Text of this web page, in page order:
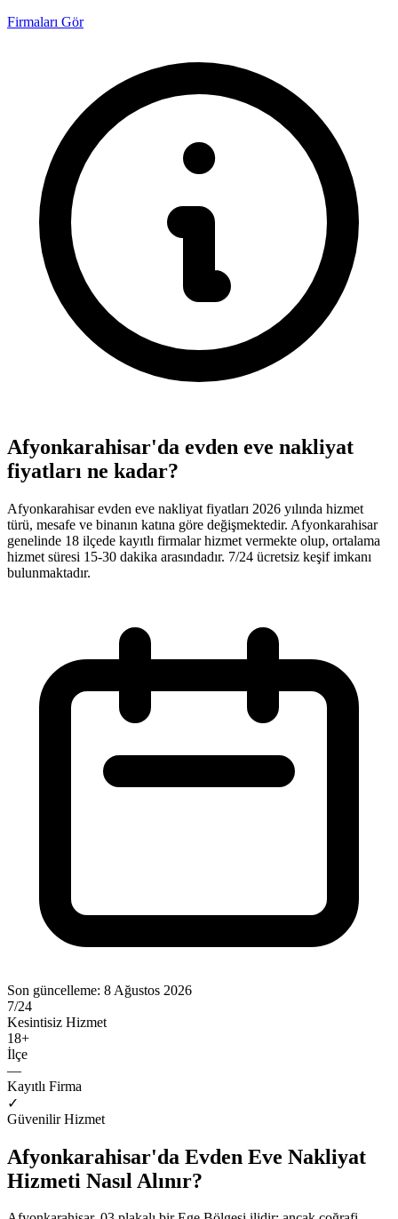
Firmaları Gör
Afyonkarahisar'da evden eve nakliyat
fiyatları ne kadar?
Afyonkarahisar evden eve nakliyat fiyatları 2026 yılında hizmet
türü, mesafe ve binanın katına göre değişmektedir. Afyonkarahisar
genelinde 18 ilçede kayıtlı firmalar hizmet vermekte olup, ortalama
hizmet süresi 15-30 dakika arasındadır. 7/24 ücretsiz keşif imkanı
bulunmaktadır.
Son güncelleme: 8 Ağustos 2026
7/24
Kesintisiz Hizmet
18+
İlçe
—
Kayıtlı Firma
✓
Güvenilir Hizmet
Afyonkarahisar'da Evden Eve Nakliyat
Hizmeti Nasıl Alınır?